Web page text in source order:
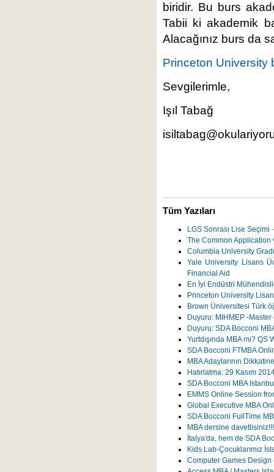
biridir. Bu burs
Tabii ki akademik
Alacağınız burs da
Princeton University
Sevgilerimle,
Işıl Tabağ
Tüm Yazıları
LGS Sonrası Lise
The Common Application
Columbia University
Yale University Lisans
Financial Aid
En İyi Endüstri
Princeton University
Brown Üniversitesi Türk
Duyuru: MIHMEP -
Duyuru: SDA Bocconi
Yurtdışında MBA mi? QS
SDA Bocconi FTMBA
MBA Adaylarının
Hatırlatma: 29 Kasım
SDA Bocconi MBA
EMMS Online Session
Global Executive MBA
SDA Bocconi FullTime
MBA dersine davetlisiniz!!!
İtalya'da, hem de SDA
Kids Lab-Çocuklarımız
Computer Games Design